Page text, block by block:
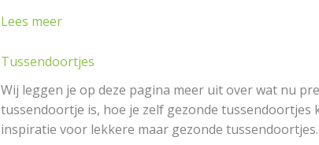
Lees meer
Tussendoortjes
Wij leggen je op deze pagina meer uit over wat nu
tussendoortje is, hoe je zelf gezonde tussendoortjes
inspiratie voor lekkere maar gezonde tussendoortjes.